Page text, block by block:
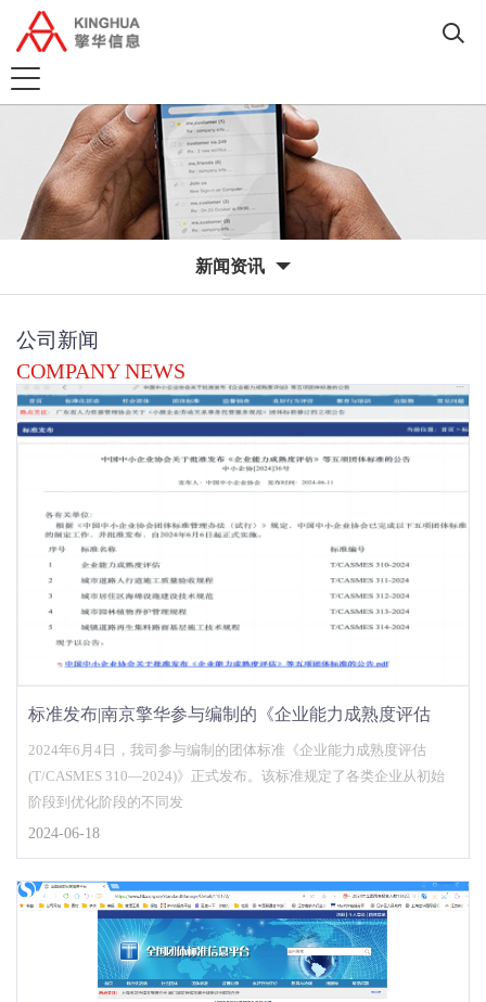
新闻资讯
公司新闻
COMPANY NEWS
标准发布|南京擎华参与编制的《企业能力成熟度评估
(T/CASMES 310—2024)》团体标准正式发布
2024年6月4日，我司参与编制的团体标准《企业能力成熟度评估
(T/CASMES 310—2024)》正式发布。该标准规定了各类企业从初始
阶段到优化阶段的不同发
2024-06-18